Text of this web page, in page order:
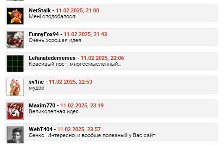
NetStalk - 11.02.2025, 21:00
Мені сподобалося!
FunnyFox94 - 11.02.2025, 21:43
Очень хорошая идея
Lefanatedememes - 11.02.2025, 22:06
Красивый пост, многосмысленный…
sv1ne - 11.02.2025, 22:53
мудро
Maxim770 - 11.02.2025, 23:19
Великолепная идея
WebT404 - 11.02.2025, 23:57
Сенкс. Интересно, и вообще полезный у Вас сайт